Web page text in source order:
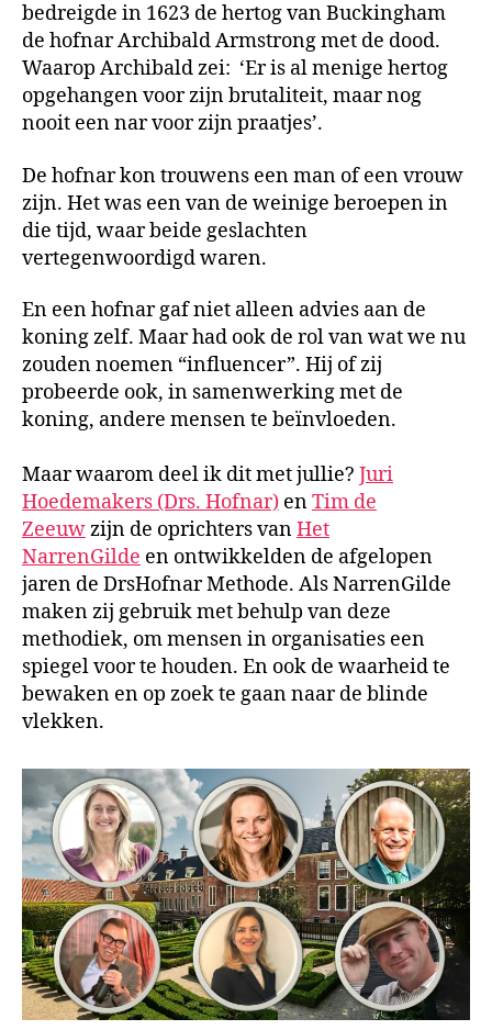
bedreigde in 1623 de hertog van Buckingham
de hofnar Archibald Armstrong met de dood.
Waarop Archibald zei: ‘Er is al menige hertog
opgehangen voor zijn brutaliteit, maar nog
nooit een nar voor zijn praatjes’.
De hofnar kon trouwens een man of een vrouw
zijn. Het was een van de weinige beroepen in
die tijd, waar beide geslachten
vertegenwoordigd waren.
En een hofnar gaf niet alleen advies aan de
koning zelf. Maar had ook de rol van wat we nu
zouden noemen “influencer”. Hij of zij
probeerde ook, in samenwerking met de
koning, andere mensen te beïnvloeden.
Maar waarom deel ik dit met jullie? Juri
Hoedemakers (Drs. Hofnar) enTim de
Zeeuwzijn de oprichters vanHet
NarrenGilde en ontwikkelden de afgelopen
jaren de DrsHofnar Methode. Als NarrenGilde
maken zij gebruik met behulp van deze
methodiek, om mensen in organisaties een
spiegel voor te houden. En ook de waarheid te
bewaken en op zoek te gaan naar de blinde
vlekken.